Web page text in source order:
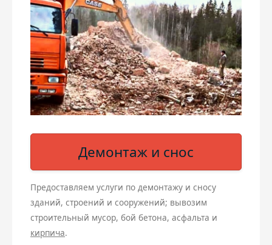
Демонтаж и снос
Предоставляем услуги по демонтажу и сносу
зданий, строений и сооружений; вывозим
строительный мусор, бой бетона, асфальта и
кирпича.